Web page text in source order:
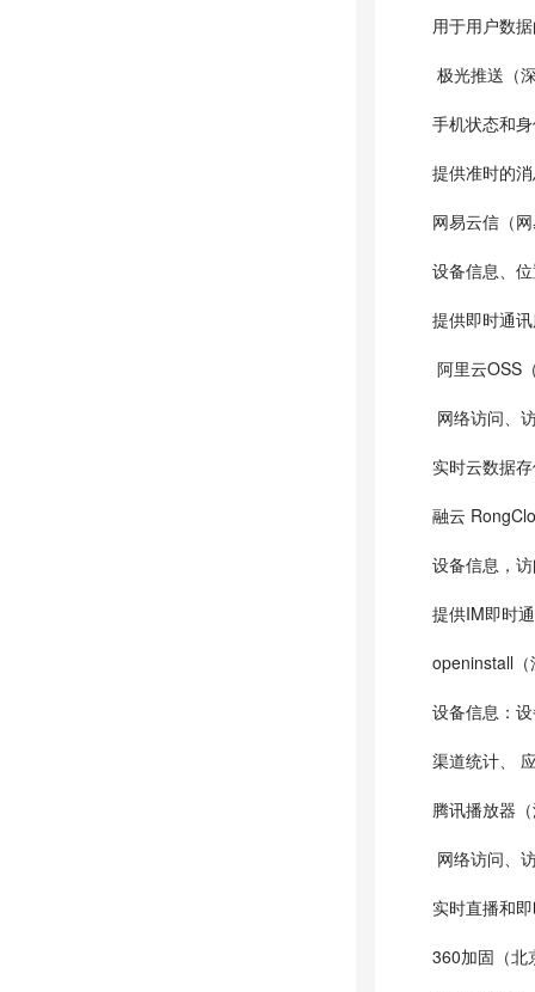
用于用户数
极光推送（
手机状态和
提供准时的
网易云信（
设备信息、
提供即时通
阿里云OSS
网络访问、
实时云数据
融云
设备信息，
提供IM即时
openinstall
设备信息：
渠道统计、
腾讯播放器
网络访问、
实时直播和
360加固（北